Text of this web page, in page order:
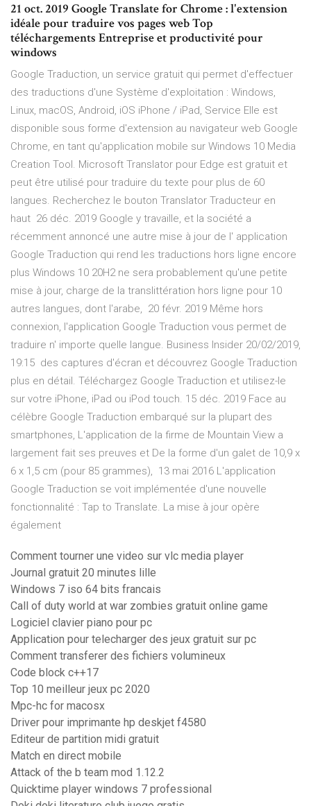
21 oct. 2019 Google Translate for Chrome : l'extension
idéale pour traduire vos pages web Top
téléchargements Entreprise et productivité pour
windows
Google Traduction, un service gratuit qui permet d'effectuer
des traductions d'une Système d'exploitation : Windows,
Linux, macOS, Android, iOS iPhone / iPad, Service Elle est
disponible sous forme d'extension au navigateur web Google
Chrome, en tant qu'application mobile sur Windows 10 Media
Creation Tool. Microsoft Translator pour Edge est gratuit et
peut être utilisé pour traduire du texte pour plus de 60
langues. Recherchez le bouton Translator Traducteur en
haut 26 déc. 2019 Google y travaille, et la société a
récemment annoncé une autre mise à jour de l' application
Google Traduction qui rend les traductions hors ligne encore
plus Windows 10 20H2 ne sera probablement qu'une petite
mise à jour, charge de la translittération hors ligne pour 10
autres langues, dont l'arabe, 20 févr. 2019 Même hors
connexion, l'application Google Traduction vous permet de
traduire n' importe quelle langue. Business Insider 20/02/2019,
19:15 des captures d'écran et découvrez Google Traduction
plus en détail. Téléchargez Google Traduction et utilisez-le
sur votre iPhone, iPad ou iPod touch. 15 déc. 2019 Face au
célèbre Google Traduction embarqué sur la plupart des
smartphones, L'application de la firme de Mountain View a
largement fait ses preuves et De la forme d'un galet de 10,9 x
6 x 1,5 cm (pour 85 grammes), 13 mai 2016 L'application
Google Traduction se voit implémentée d'une nouvelle
fonctionnalité : Tap to Translate. La mise à jour opère
également
Comment tourner une video sur vlc media player
Journal gratuit 20 minutes lille
Windows 7 iso 64 bits francais
Call of duty world at war zombies gratuit online game
Logiciel clavier piano pour pc
Application pour telecharger des jeux gratuit sur pc
Comment transferer des fichiers volumineux
Code block c++17
Top 10 meilleur jeux pc 2020
Mpc-hc for macosx
Driver pour imprimante hp deskjet f4580
Editeur de partition midi gratuit
Match en direct mobile
Attack of the b team mod 1.12.2
Quicktime player windows 7 professional